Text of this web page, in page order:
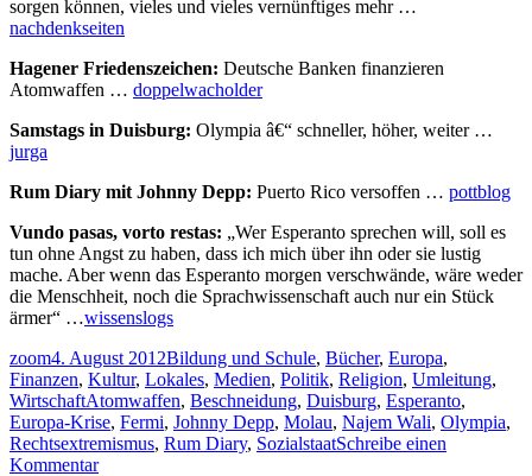
sorgen können, vieles und vieles vernünftiges mehr …
nachdenkseiten
Hagener Friedenszeichen: Deutsche Banken finanzieren
Atomwaffen … doppelwacholder
Samstags in Duisburg: Olympia â€“ schneller, höher, weiter …
jurga
Rum Diary mit Johnny Depp: Puerto Rico versoffen … pottblog
Vundo pasas, vorto restas: „Wer Esperanto sprechen will, soll es
tun ohne Angst zu haben, dass ich mich über ihn oder sie lustig
mache. Aber wenn das Esperanto morgen verschwände, wäre weder
die Menschheit, noch die Sprachwissenschaft auch nur ein Stück
ärmer“ …wissenslogs
Autor
zoomVeröffentlicht
am
4. August 2012Kategorien
Bildung und Schule, Bücher, Europa,
Finanzen, Kultur, Lokales, Medien, Politik, Religion, Umleitung,
WirtschaftSchlagwörter
Atomwaffen, Beschneidung, Duisburg, Esperanto,
Europa-Krise, Fermi, Johnny Depp, Molau, Najem Wali, Olympia,
Rechtsextremismus, Rum Diary, SozialstaatSchreibe einen
Kommentarzu